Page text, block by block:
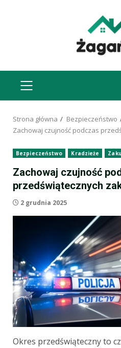
MENU
GŁÓWNE
Strona główna
Bezpieczeństwo
Zachowaj czujność podczas
Bezpieczeństwo Kradzieże
Zachowaj czujność
przedświątecznych
2 grudnia 2025
Okres przedświąteczny to